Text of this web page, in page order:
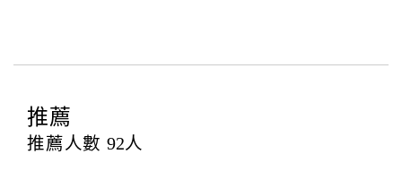
四、訂單異動
提出申辦不得異動訂單。
每筆訂單異動限定
辦理取消退款。
推薦
推薦人數 92人